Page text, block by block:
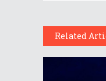
Related